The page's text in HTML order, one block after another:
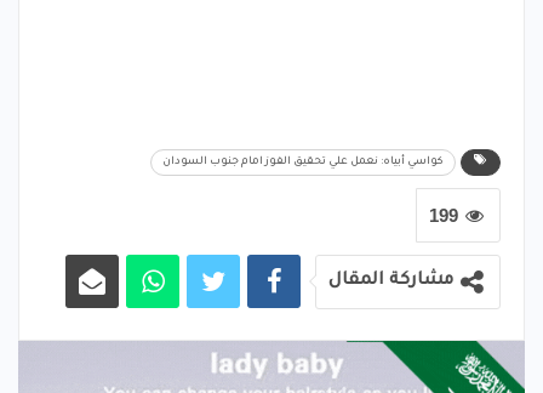
كواسي أبياه: نعمل علي تحقيق الفوز امام جنوب السودان
199
مشاركة المقال